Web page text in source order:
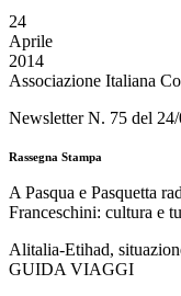
24
Aprile
2014
Associazione Italiana
Newsletter N. 75 del
Rassegna Stampa
A Pasqua e Pasquetta
Franceschini: cultura e
Alitalia-Etihad,
GUIDA VIAGGI